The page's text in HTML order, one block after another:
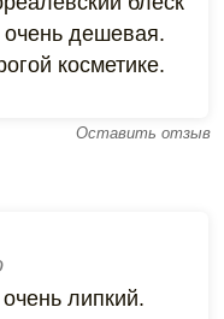
дешевая.
косметике.
Оставить отзыв
липкий.